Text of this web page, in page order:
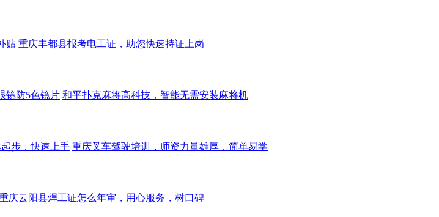
贴 重庆丰都县报考电工证，助您快速持证上岗
镜防5色镜片 和平扑克麻将高科技，智能无需安装麻将机
步，快速上手 重庆叉车驾驶培训，师资力量雄厚，简单易学
庆云阳县焊工证怎么年审，用心服务，树口碑